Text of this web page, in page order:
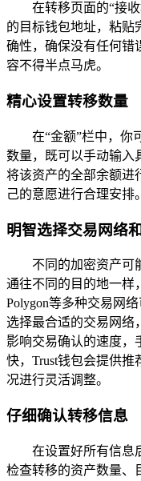
在转移页面的“接
的目标钱包地址，粘贴
确性，确保没有任何错
容不得半点马虎。
精心设置转移数量
在“金额”栏中，你
数量，既可以手动输入
将该资产的全部余额进
己的意愿进行合理安排。
明智选择交易网络
不同的加密资产可
通往不同的目的地一样
Polygon等多种交易网
选择最合适的交易网络
影响交易确认的速度，
快，Trust钱包会提供
况进行灵活调整。
仔细确认转移信息
在设置好所有信息
检查转移的资产数量、